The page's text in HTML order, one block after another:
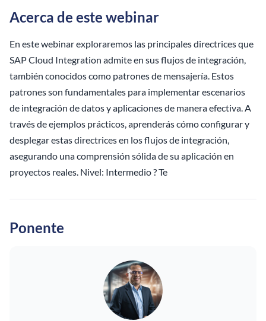
Acerca de este webinar
En este webinar exploraremos las principales directrices que
SAP Cloud Integration admite en sus flujos de integración,
también conocidos como patrones de mensajería. Estos
patrones son fundamentales para implementar escenarios
de integración de datos y aplicaciones de manera efectiva. A
través de ejemplos prácticos, aprenderás cómo configurar y
desplegar estas directrices en los flujos de integración,
asegurando una comprensión sólida de su aplicación en
proyectos reales. Nivel: Intermedio ? Te
Ponente